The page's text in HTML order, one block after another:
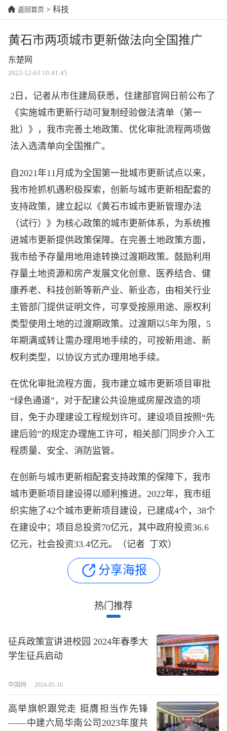
返回首页 > 科技
黄石市两项城市更新做法向全国推广
东楚网
2022-12-03 10:41:45
2日，记者从市住建局获悉，住建部官网日前公布了
《实施城市更新行动可复制经验做法清单（第一
批）》，我市完善土地政策、优化审批流程两项做
法入选清单向全国推广。
自2021年11月成为全国第一批城市更新试点以来，
我市抢抓机遇积极探索，创新与城市更新相配套的
支持政策，建立起以《黄石市城市更新管理办法
（试行）》为核心政策的城市更新体系，为系统推
进城市更新提供政策保障。在完善土地政策方面，
我市给予存量用地用途转换过渡期政策。鼓励利用
存量土地资源和房产发展文化创意、医养结合、健
康养老、科技创新等新产业、新业态，由相关行业
主管部门提供证明文件，可享受按原用途、原权利
类型使用土地的过渡期政策。过渡期以5年为限，5
年期满或转让需办理用地手续的，可按新用途、新
权利类型，以协议方式办理用地手续。
在优化审批流程方面，我市建立城市更新项目审批
“绿色通道”，对于配建公共设施或房屋改造的项
目，免于办理建设工程规划许可。建设项目按照“先
建后验”的规定办理施工许可，相关部门同步介入工
程质量、安全、消防监管。
在创新与城市更新相配套支持政策的保障下，我市
城市更新项目建设得以顺利推进。2022年，我市组
织实施了42个城市更新项目建设，已建成4个，38个
在建设中；项目总投资70亿元，其中政府投资36.6
亿元，社会投资33.4亿元。（记者 丁欢）
分享海报
热门推荐
征兵政策宣讲进校园 2024年春季大
学生征兵启动
中国网 2024-01-16
高举旗帜跟党走 挺膺担当作先锋
——中建六局华南公司2023年度共
黄石市两项城市更新做法
2日，记者从市住建局获悉，住
施城市更新行动可复制经验做法清
善土地政策、优化审批流程两项
长按图片识别二维